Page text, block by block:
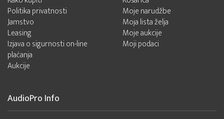
Politika privatnosti
Jamstvo
Leasing
Izjava o sigurnosti on-line
plaćanja
Aukcije
Moje narudžbe
Moja lista želja
Moje aukcije
Moji podaci
AudioPro Info